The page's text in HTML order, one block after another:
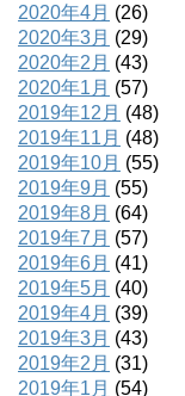
2020年4月 (26)
2020年3月 (29)
2020年2月 (43)
2020年1月 (57)
2019年12月 (48)
2019年11月 (48)
2019年10月 (55)
2019年9月 (55)
2019年8月 (64)
2019年7月 (57)
2019年6月 (41)
2019年5月 (40)
2019年4月 (39)
2019年3月 (43)
2019年2月 (31)
2019年1月 (54)